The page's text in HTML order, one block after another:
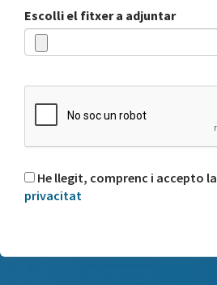
Escolli el fitxer a adjuntar
He llegit, comprenc i accepto la
privacitat